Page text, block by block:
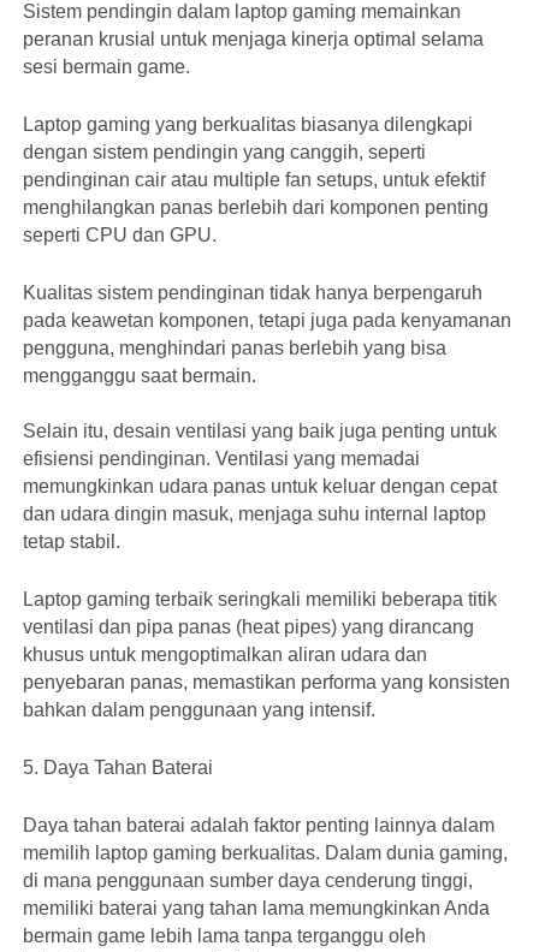
Sistem pendingin dalam laptop gaming memainkan
peranan krusial untuk menjaga kinerja optimal selama
sesi bermain game.
Laptop gaming yang berkualitas biasanya dilengkapi
dengan sistem pendingin yang canggih, seperti
pendinginan cair atau multiple fan setups, untuk efektif
menghilangkan panas berlebih dari komponen penting
seperti CPU dan GPU.
Kualitas sistem pendinginan tidak hanya berpengaruh
pada keawetan komponen, tetapi juga pada kenyamanan
pengguna, menghindari panas berlebih yang bisa
mengganggu saat bermain.
Selain itu, desain ventilasi yang baik juga penting untuk
efisiensi pendinginan. Ventilasi yang memadai
memungkinkan udara panas untuk keluar dengan cepat
dan udara dingin masuk, menjaga suhu internal laptop
tetap stabil.
Laptop gaming terbaik seringkali memiliki beberapa titik
ventilasi dan pipa panas (heat pipes) yang dirancang
khusus untuk mengoptimalkan aliran udara dan
penyebaran panas, memastikan performa yang konsisten
bahkan dalam penggunaan yang intensif.
5. Daya Tahan Baterai
Daya tahan baterai adalah faktor penting lainnya dalam
memilih laptop gaming berkualitas. Dalam dunia gaming,
di mana penggunaan sumber daya cenderung tinggi,
memiliki baterai yang tahan lama memungkinkan Anda
bermain game lebih lama tanpa terganggu oleh